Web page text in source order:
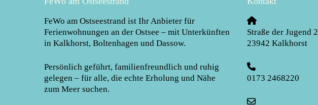
FeWo am Ostseestrand ist Ihr Anbieter für
Ferienwohnungen an der Ostsee – mit Unterkünften
in Kalkhorst, Boltenhagen und Dassow.
Persönlich geführt, familienfreundlich und ruhig
gelegen – für alle, die echte Erholung und Nähe
zum Meer suchen.
Straße der Jugend 2
23942 Kalkhorst
0173 2468220